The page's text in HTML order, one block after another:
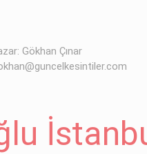
Gökhan Çınar